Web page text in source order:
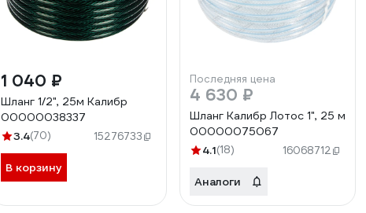
1 040 ₽
Шланг 1/2", 25м Калибр
00000038337
3.4(70) 15276733
В корзину
Последняя цена
4 630 ₽
Шланг Калибр Лотос 1", 25 м
00000075067
4.1(18) 16068712
Аналоги